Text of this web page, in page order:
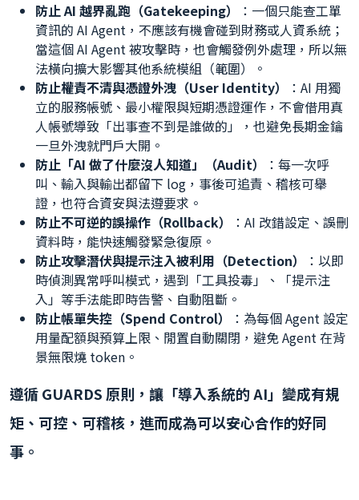
防止 AI 越界亂跑（Gatekeeping）
：一個只能查工單
資訊的 AI Agent，不應該有機會碰到財務或人資系統；
當這個 AI Agent 被攻擊時，也會觸發例外處理，所以無
法橫向擴大影響其他系統模組（範圍）。
防止權責不清與憑證外洩（User Identity）
：AI 用獨
立的服務帳號、最小權限與短期憑證運作，不會借用真
人帳號導致「出事查不到是誰做的」，也避免長期金鑰
一旦外洩就門戶大開。
防止「AI 做了什麼沒人知道」（Audit）
：每一次呼
叫、輸入與輸出都留下 log，事後可追責、稽核可舉
證，也符合資安與法遵要求。
防止不可逆的誤操作（Rollback）
：AI 改錯設定、誤刪
資料時，能快速觸發緊急復原。
防止攻擊潛伏與提示注入被利用（Detection）
：以即
時偵測異常呼叫模式，遇到「工具投毒」、「提示注
入」等手法能即時告警、自動阻斷。
防止帳單失控（Spend Control）
：為每個 Agent 設定
用量配額與預算上限、閒置自動關閉，避免 Agent 在背
景無限燒 token。
遵循 GUARDS 原則，讓「導入系統的 AI」變成有規
矩、可控、可稽核，進而成為可以安心合作的好同
事。